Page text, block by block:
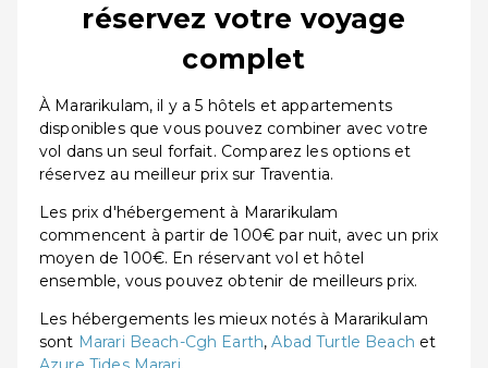
réservez votre voyage
complet
À Mararikulam, il y a 5 hôtels et appartements
disponibles que vous pouvez combiner avec votre
vol dans un seul forfait. Comparez les options et
réservez au meilleur prix sur Traventia.
Les prix d'hébergement à Mararikulam
commencent à partir de 100€ par nuit, avec un prix
moyen de 100€. En réservant vol et hôtel
ensemble, vous pouvez obtenir de meilleurs prix.
Les hébergements les mieux notés à Mararikulam
sont Marari Beach-Cgh Earth,Abad Turtle Beach et